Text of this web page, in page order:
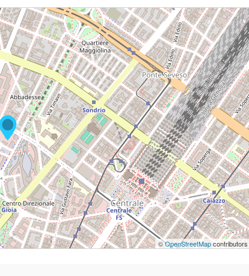
©OpenStreetMapcontributors